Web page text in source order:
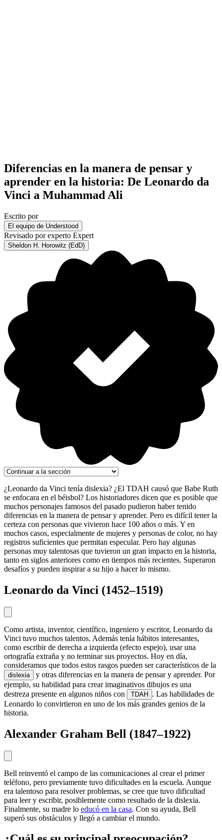
Diferencias en la manera de pensar y
aprender en la historia: De Leonardo da
Vinci a Muhammad Ali
Escrito por
El equipo de Understood
Revisado por experto Expert
Sheldon H. Horowitz (EdD)
¿Leonardo da Vinci tenía dislexia? ¿El TDAH causó que Babe Ruth
se enfocara en el béisbol? Los historiadores dicen que es posible que
muchos personajes famosos del pasado pudieron haber tenido
diferencias en la manera de pensar y aprender. Pero es difícil tener la
certeza con personas que vivieron hace 100 años o más. Y en
muchos casos, especialmente de mujeres y personas de color, no hay
registros suficientes que permitan especular. Pero hay algunas
personas muy talentosas que tuvieron un gran impacto en la historia,
tanto en siglos anteriores como en tiempos más recientes. Superaron
desafíos y pueden inspirar a su hijo a hacer lo mismo.
Leonardo da Vinci (1452–1519)
Como artista, inventor, científico, ingeniero y escritor, Leonardo da
Vinci tuvo muchos talentos. Además tenía hábitos interesantes,
como escribir de derecha a izquierda (efecto espejo), usar una
ortografía extraña y no terminar sus proyectos. Hoy en día,
consideramos que todos estos rasgos pueden ser característicos de la
dislexia
y otras diferencias en la manera de pensar y aprender. Por
ejemplo, su habilidad para crear imaginativos dibujos es una
destreza presente en algunos niños con
TDAH . Las habilidades de
Leonardo lo convirtieron en uno de los más grandes genios de la
historia.
Alexander Graham Bell (1847–1922)
Bell reinventó el campo de las comunicaciones al crear el primer
teléfono, pero previamente tuvo dificultades en la escuela. Aunque
era talentoso para resolver problemas, se cree que tuvo dificultad
para leer y escribir, posiblemente como resultado de la dislexia.
Finalmente, su madre lo educó en la casa. Con su ayuda, Bell
superó sus obstáculos y llegó a cambiar el mundo.